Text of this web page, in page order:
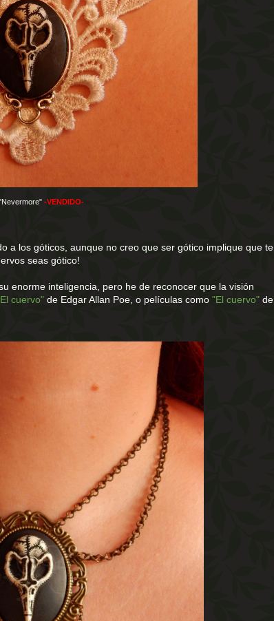
-VENDIDO-
a los góticos, aunque no creo que ser gótico implique que te
seas gótico!
enorme inteligencia, pero he de reconocer que la visión
cuervo" de Edgar Allan Poe, o películas como "El cuervo" de